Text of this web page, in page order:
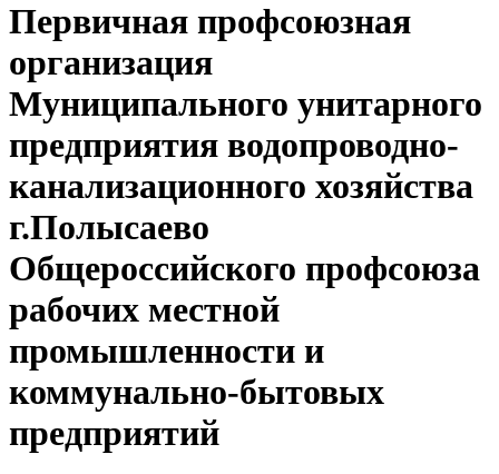
Первичная профсоюзная
организация
Муниципального унитарного
предприятия водопроводно-
канализационного хозяйства
г.Полысаево
Общероссийского профсоюза
рабочих местной
промышленности и
коммунально-бытовых
предприятий